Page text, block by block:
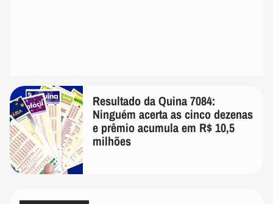
Resultado da Quina 7084:
Ninguém acerta as cinco dezenas
e prêmio acumula em R$ 10,5
milhões